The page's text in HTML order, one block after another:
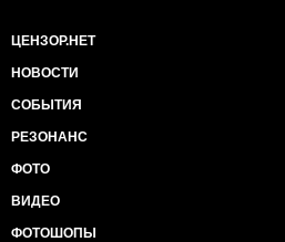
ЦЕНЗОР.НЕТ
НОВОСТИ
СОБЫТИЯ
РЕЗОНАНС
ФОТО
ВИДЕО
ФОТОШОПЫ